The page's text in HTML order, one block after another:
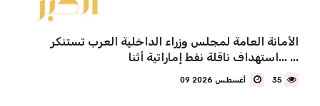
الأمانة العامة لمجلس وزراء الداخلية العرب تستنكر
استهداف ناقلة نفط إماراتية أثنا... ...
35